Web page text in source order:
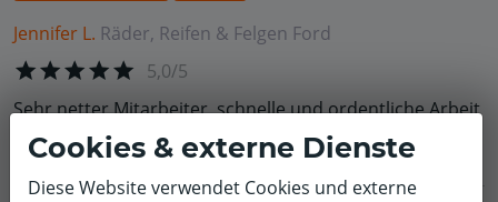
Jennifer L. Räder, Reifen & Felgen Ford
5,0/5
Sehr netter Mitarbeiter, schnelle und ordentliche Arbeit
Cookies & externe Dienste
Diese Website verwendet Cookies und externe